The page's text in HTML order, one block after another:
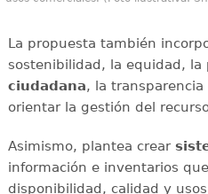
La propuesta también
sostenibilidad, la equidad, la
ciudadana, la
orientar la gestión del
Asimismo, plantea crear
información e inventarios
disponibilidad, calidad y